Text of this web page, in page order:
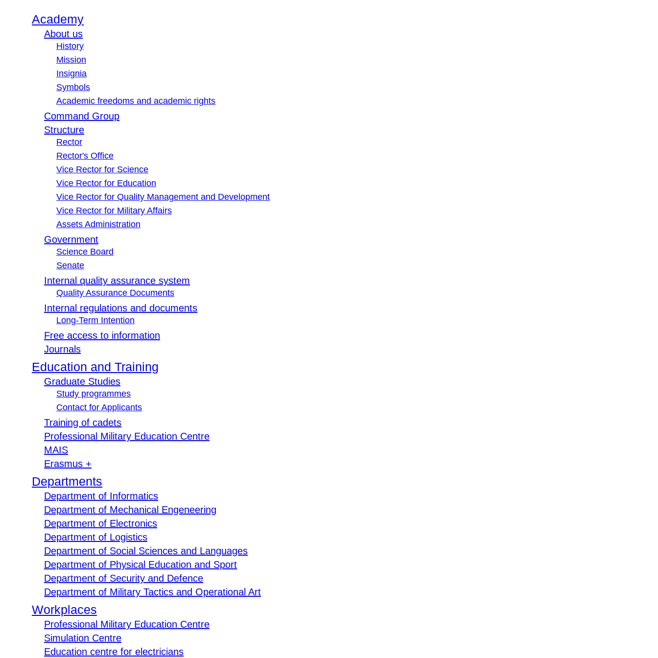
Academy
About us
History
Mission
Insignia
Symbols
Academic freedoms and academic rights
Command Group
Structure
Rector
Rector's Office
Vice Rector for Science
Vice Rector for Education
Vice Rector for Quality Management and Development
Vice Rector for Military Affairs
Assets Administration
Government
Science Board
Senate
Internal quality assurance system
Quality Assurance Documents
Internal regulations and documents
Long-Term Intention
Free access to information
Journals
Education and Training
Graduate Studies
Study programmes
Contact for Applicants
Training of cadets
Professional Military Education Centre
MAIS
Erasmus +
Departments
Department of Informatics
Department of Mechanical Engeneering
Department of Electronics
Department of Logistics
Department of Social Sciences and Languages
Department of Physical Education and Sport
Department of Security and Defence
Department of Military Tactics and Operational Art
Workplaces
Professional Military Education Centre
Simulation Centre
Education centre for electricians